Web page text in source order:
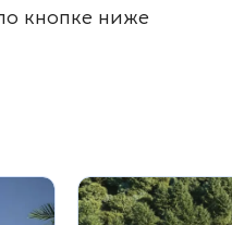
кнопке ниже